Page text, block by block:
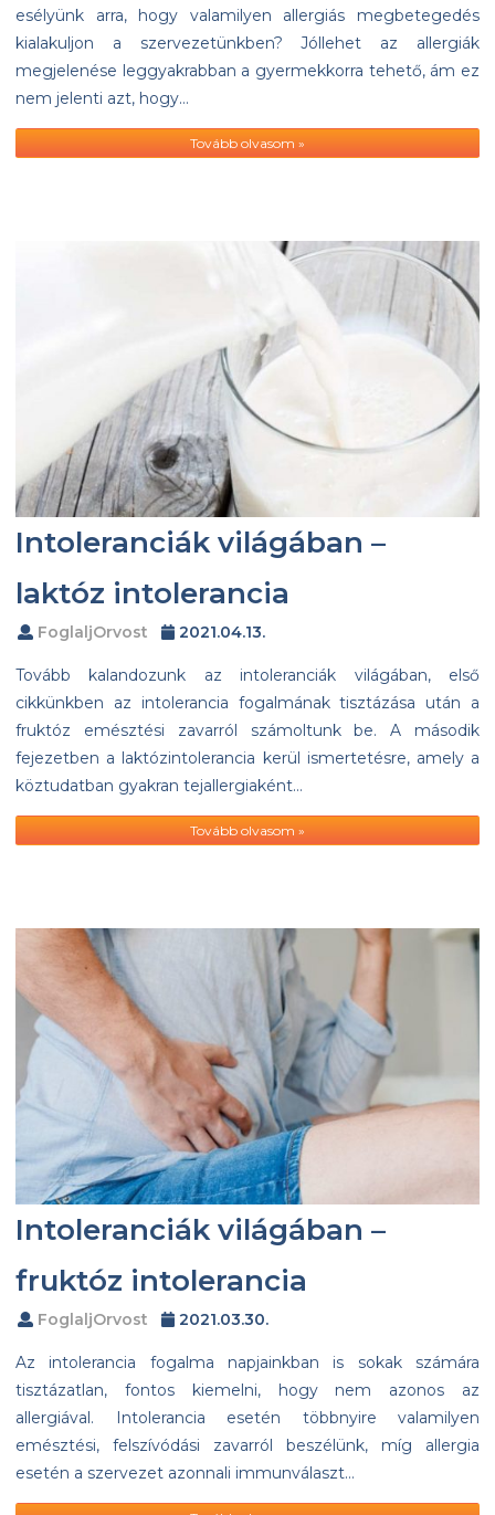
esélyünk arra, hogy valamilyen allergiás megbetegedés
kialakuljon a szervezetünkben? Jóllehet az allergiák
megjelenése leggyakrabban a gyermekkorra tehető, ám ez
nem jelenti azt, hogy…
Tovább olvasom »
Intoleranciák világában –
laktóz intolerancia
FoglaljOrvost 2021.04.13.
Tovább kalandozunk az intoleranciák világában, első
cikkünkben az intolerancia fogalmának tisztázása után a
fruktóz emésztési zavarról számoltunk be. A második
fejezetben a laktózintolerancia kerül ismertetésre, amely a
köztudatban gyakran tejallergiaként…
Tovább olvasom »
Intoleranciák világában –
fruktóz intolerancia
FoglaljOrvost 2021.03.30.
Az intolerancia fogalma napjainkban is sokak számára
tisztázatlan, fontos kiemelni, hogy nem azonos az
allergiával. Intolerancia esetén többnyire valamilyen
emésztési, felszívódási zavarról beszélünk, míg allergia
esetén a szervezet azonnali immunválaszt…